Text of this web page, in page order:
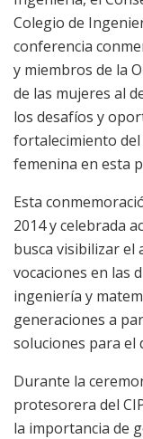
Colegio de
conferencia
y miembros de la
de las mujeres al
los desafíos y
fortalecimiento
femenina en esta
Esta
2014 y celebrada
busca visibilizar
vocaciones en las
ingeniería y
generaciones a
soluciones para el
Durante la
protesorera del
la importancia de